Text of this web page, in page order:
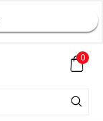
0